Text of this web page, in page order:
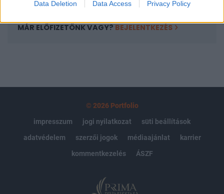
Data Deletion Data Access Privacy Policy
MÁR ELŐFIZETŐNK VAGY? BEJELENTKEZÉS
© 2026 Portfolio
impresszum
jogi nyilatkozat
süti beállítások
adatvédelem
szerzői jogok médiaajánlat
karrier
kommentkezelés
ÁSZF